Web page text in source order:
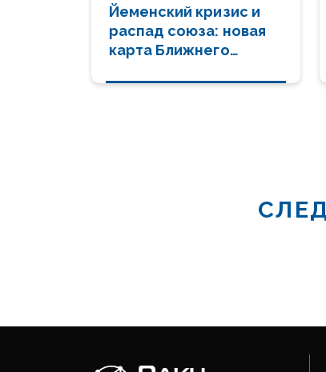
Йеменский кризис и
распад союза: новая
карта Ближнего